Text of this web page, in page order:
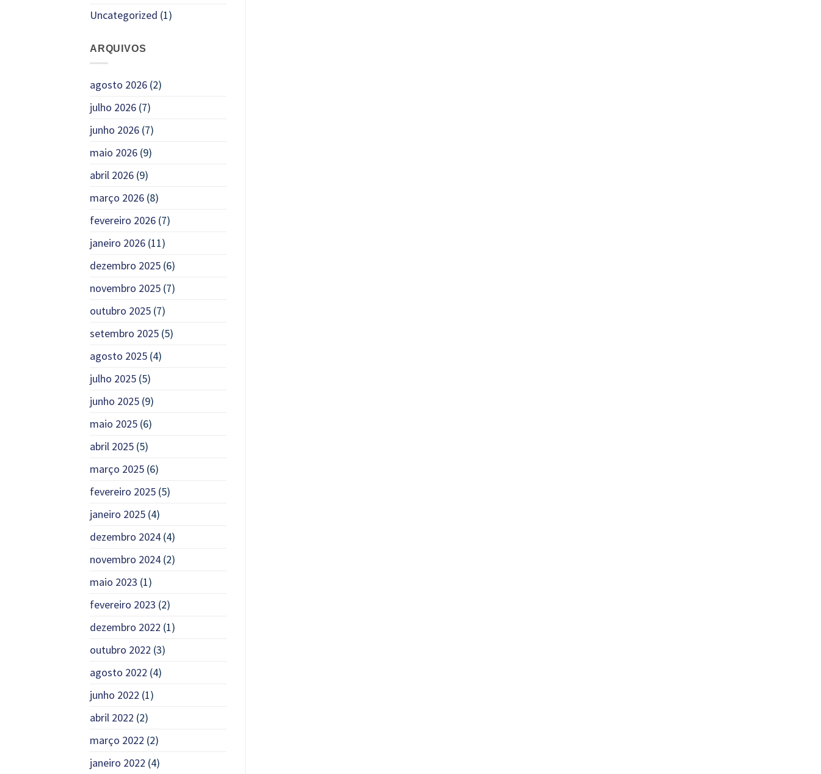
Uncategorized (1)
ARQUIVOS
agosto 2026 (2)
julho 2026 (7)
junho 2026 (7)
maio 2026 (9)
abril 2026 (9)
março 2026 (8)
fevereiro 2026 (7)
janeiro 2026 (11)
dezembro 2025 (6)
novembro 2025 (7)
outubro 2025 (7)
setembro 2025 (5)
agosto 2025 (4)
julho 2025 (5)
junho 2025 (9)
maio 2025 (6)
abril 2025 (5)
março 2025 (6)
fevereiro 2025 (5)
janeiro 2025 (4)
dezembro 2024 (4)
novembro 2024 (2)
maio 2023 (1)
fevereiro 2023 (2)
dezembro 2022 (1)
outubro 2022 (3)
agosto 2022 (4)
junho 2022 (1)
abril 2022 (2)
março 2022 (2)
janeiro 2022 (4)